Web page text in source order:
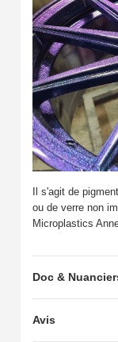
Il s'agit de
ou de verre non
Microplastics
Doc &
Avis